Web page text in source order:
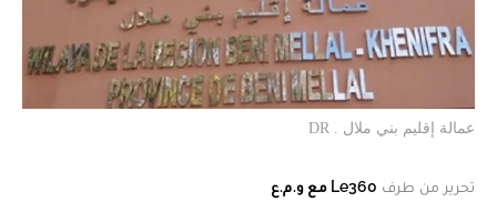
عمالة إقليم بني ملال . DR
تحرير من طرف Le360 مع و.م.ع